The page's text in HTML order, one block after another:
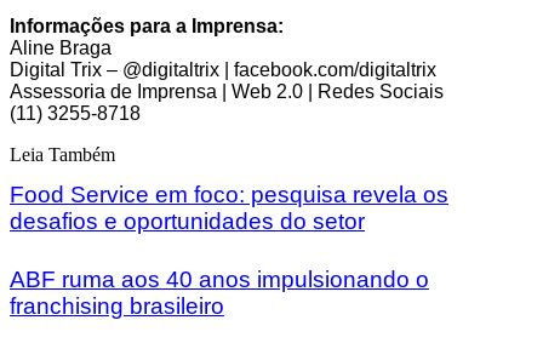
Informações para a Imprensa:
Aline Braga
Digital Trix – @digitaltrix | facebook.com/digitaltrix
Assessoria de Imprensa | Web 2.0 | Redes Sociais
(11) 3255-8718
Leia Também
Food Service em foco: pesquisa revela os
desafios e oportunidades do setor
ABF ruma aos 40 anos impulsionando o
franchising brasileiro